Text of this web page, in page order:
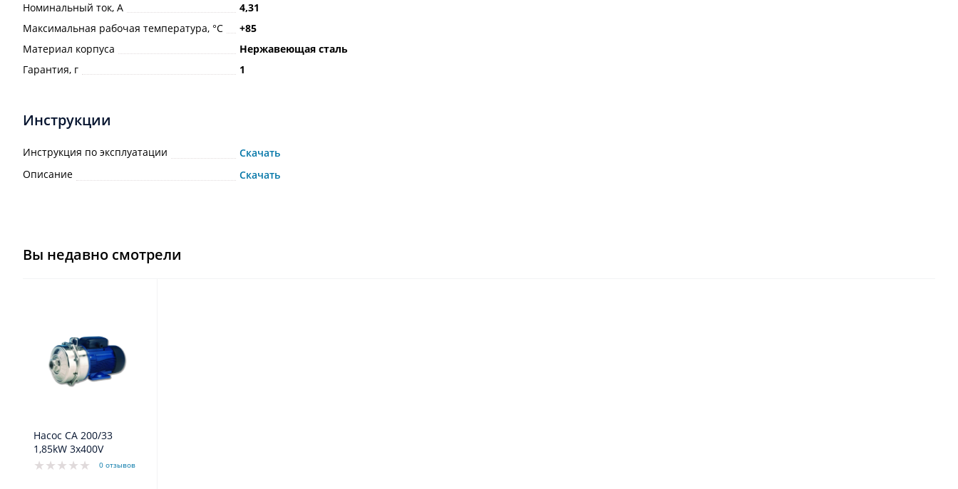
Номинальный ток, А
4,31
Максимальная рабочая температура, °С
+85
Материал корпуса
Нержавеющая сталь
Гарантия, г
1
Инструкции
Инструкция по эксплуатации
Скачать
Описание
Скачать
Вы недавно смотрели
Насос CA 200/33
1,85kW 3x400V
0 отзывов